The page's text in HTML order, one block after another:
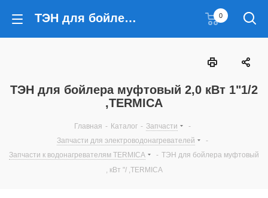
ТЭН для бойлера муфтовый 2,0 кВт 1"1/2 ,TERMICA 0
ТЭН для бойлера муфтовый 2,0 кВт 1"1/2
,TERMICA
Главная - Каталог - Запчасти
-
Запчасти для электроводонагревателей
-
Запчасти к водонагревателям TERMICA
- ТЭН для бойлера муфтовый
, кВт "/ ,TERMICA